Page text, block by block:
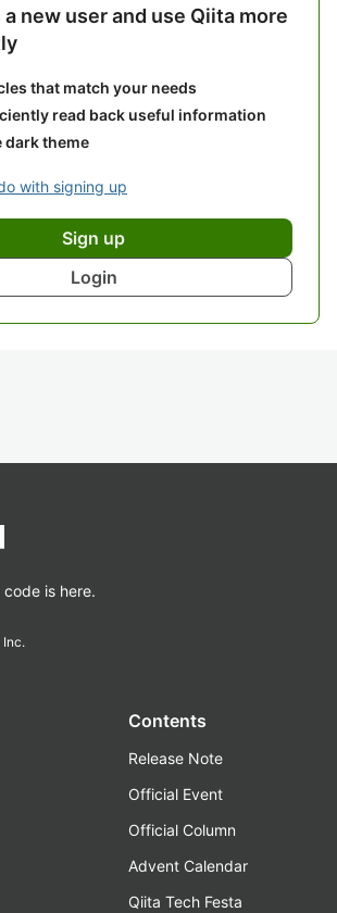
new user and use Qiita more
that match your needs
read back useful information
dark theme
with signing up
Sign up
Login
is here.
Inc.
Contents
Release Note
Official Event
Official Column
Advent Calendar
Qiita Tech Festa